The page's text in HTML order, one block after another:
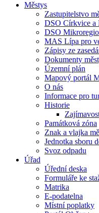
Městys
Zastupitelstvo
DSO Církvice
DSO
MAS Lípa pro
Zápisy ze
Dokumenty
Územní plán
Mapový portál
O nás
Informace pro
Historie
Památková zóna
Znak a vlajka
Jednotka sboru
Svoz odpadu
Úřad
Úřední deska
Formuláře ke
Matrika
E-podatelna
Místní poplatky